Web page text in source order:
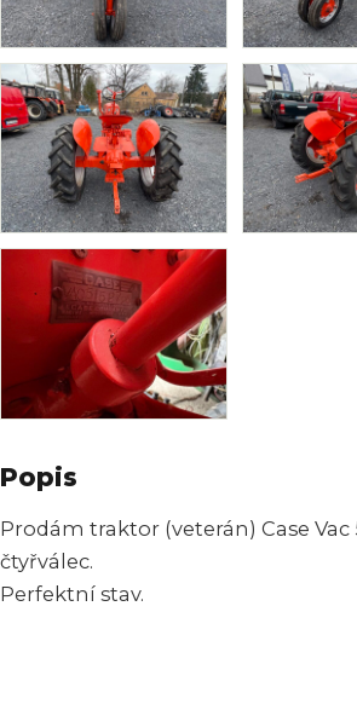
Popis
Prodám traktor (veterán) Case Vac
čtyřválec.
Perfektní stav.